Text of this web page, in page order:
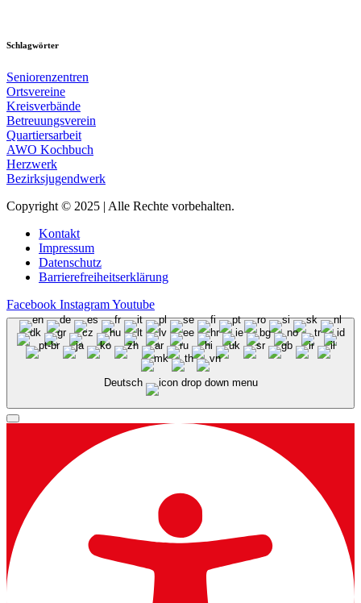
Schlagwörter
Seniorenzentren
Ortsvereine
Kreisverbände
Betreuungsverein
Quartiersarbeit
AWO Kochbuch
Herzwerk
Bezirksjugendwerk
Copyright © 2025 | Alle Rechte vorbehalten.
Kontakt
Impressum
Datenschutz
Barrierefreiheitserklärung
Facebook InstagramYoutube
Deutsch